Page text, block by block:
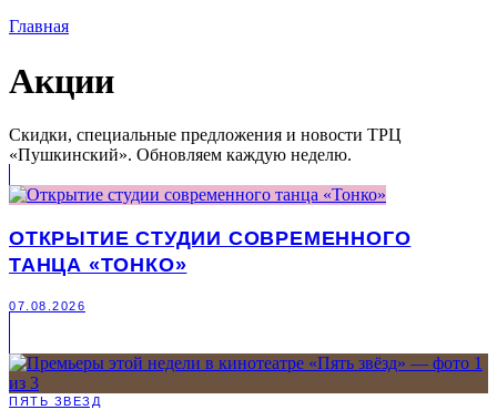
Главная
Акции
Скидки, специальные предложения и новости ТРЦ
«Пушкинский». Обновляем каждую неделю.
ОТКРЫТИЕ СТУДИИ СОВРЕМЕННОГО
ТАНЦА «ТОНКО»
07.08.2026
ПЯТЬ ЗВЕЗД